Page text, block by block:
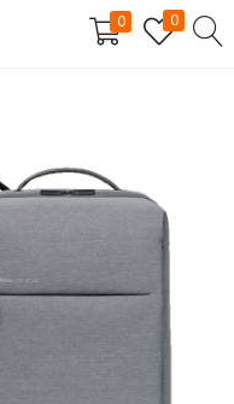
0 0
S'INSCRIRE
Mot de passe perdu?